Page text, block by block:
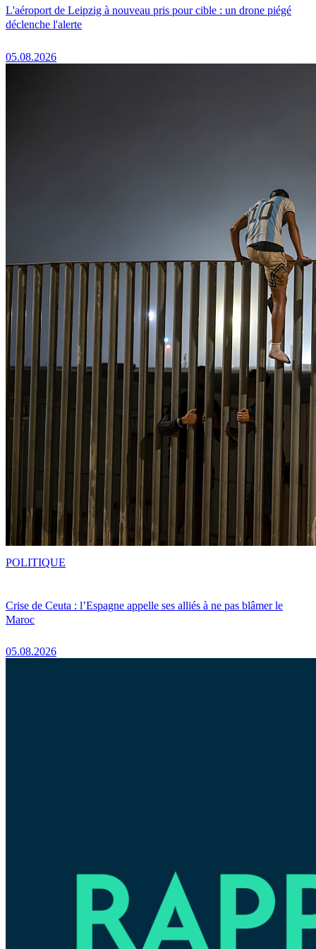
L'aéroport de Leipzig à nouveau pris pour cible : un drone piégé
déclenche l'alerte
05.08.2026
Crise de Ceuta : l’Espagne appelle ses alliés à ne pas blâmer le
Maroc
05.08.2026
POLITIQUE